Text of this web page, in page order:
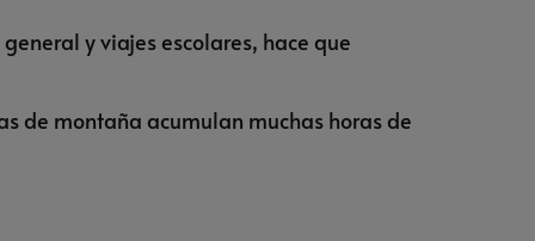
y viajes escolares, hace que
de montaña acumulan muchas horas de